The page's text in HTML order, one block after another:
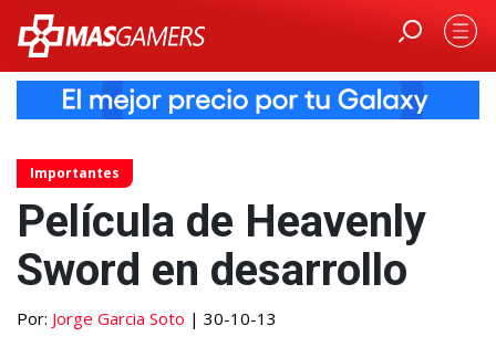
Importantes
Película de Heavenly
Sword en desarrollo
Por: Jorge Garcia Soto | 30-10-13